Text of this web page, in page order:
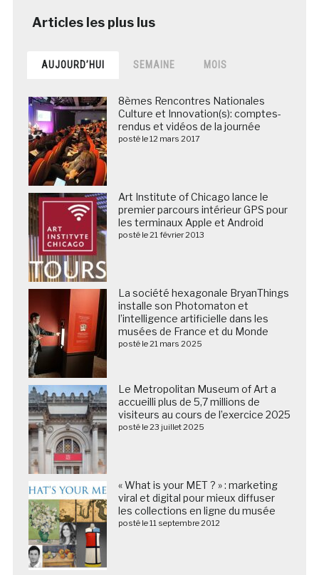
AUJOURD’HUI SEMAINE MOIS
8èmes Rencontres Nationales
Culture et Innovation(s): comptes-
rendus et vidéos de la journée
posté le 12 mars 2017
Art Institute of Chicago lance le
premier parcours intérieur GPS pour
les terminaux Apple et Android
posté le 21 février 2013
La société hexagonale BryanThings
installe son Photomaton et
l’intelligence artificielle dans les
musées de France et du Monde
posté le 21 mars 2025
Le Metropolitan Museum of Art a
accueilli plus de 5,7 millions de
visiteurs au cours de l’exercice 2025
posté le 23 juillet 2025
« What is your MET ? » : marketing
viral et digital pour mieux diffuser
les collections en ligne du musée
posté le 11 septembre 2012